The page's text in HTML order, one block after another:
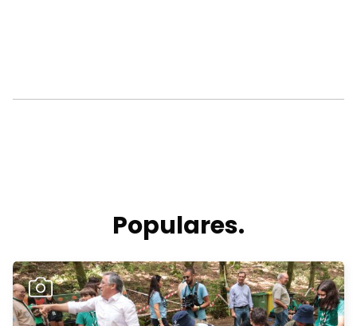
Populares.